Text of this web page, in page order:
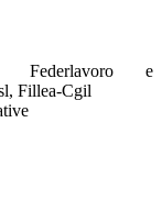
Federlavoro e
Fillea-Cgil